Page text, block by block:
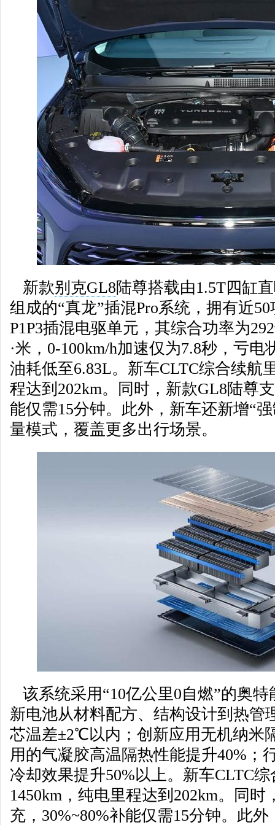
新款别克GL8陆尊搭载由1.5T四缸
组成的“真龙”插混Pro系统，拥有近
P1P3插混电驱单元，其综合功率为
·米，0-100km/h加速仅为7.8秒，亏
油耗低至6.83L。新车CLTC综合续航
程达到202km。同时，新款GL8陆尊
能仅需15分钟。此外，新车还新增“
量模式，覆盖更多出行场景。
该系统采用“10亿公里0自燃”的奥
新电池从材料配方、结构设计到热管
芯温差±2℃以内；创新应用无机纳米
用的气凝胶高温隔热性能提升40%；
冷却效果提升50%以上。新车CLTC
1450km，纯电里程达到202km。同
充，30%~80%补能仅需15分钟。此